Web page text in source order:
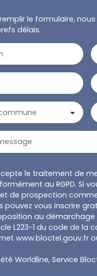
le formulaire,
délais.
le traitement de
au RGPD. Si
de prospection
pouvez vous inscrire
au démarchage
L223-1 du code de la
www.bloctel.gouv.fr
Worldline, Service